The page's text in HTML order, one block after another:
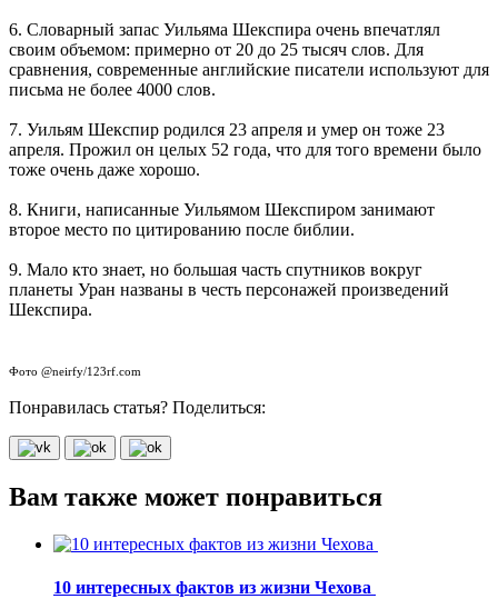
6. Словарный запас Уильяма Шекспира очень впечатлял
своим объемом: примерно от 20 до 25 тысяч слов. Для
сравнения, современные английские писатели используют для
письма не более 4000 слов.
7. Уильям Шекспир родился 23 апреля и умер он тоже 23
апреля. Прожил он целых 52 года, что для того времени было
тоже очень даже хорошо.
8. Книги, написанные Уильямом Шекспиром занимают
второе место по цитированию после библии.
9. Мало кто знает, но большая часть спутников вокруг
планеты Уран названы в честь персонажей произведений
Шекспира.
Фото @neirfy/123rf.com
Понравилась статья? Поделиться:
Вам также может понравиться
10 интересных фактов из жизни Чехова